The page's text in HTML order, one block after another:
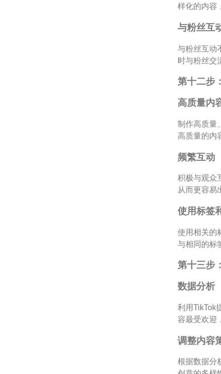
样化的内容
与粉丝互
与粉丝互动
时与粉丝交
第十二步
高质量内
制作高质量
高质量的内
频繁互动
积极与观众
从而更容易
使用标签
使用相关的
与相同的标
第十三步
数据分析
利用TikTok
容最受欢迎
调整内容
根据数据分